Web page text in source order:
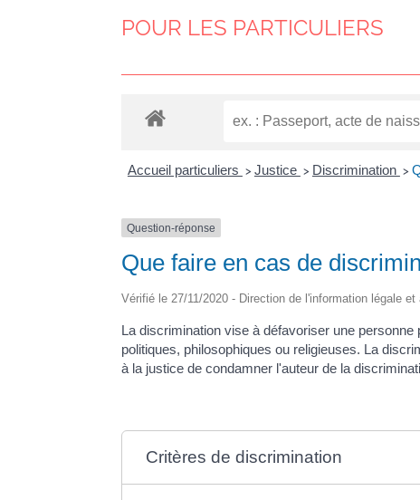
POUR LES PARTICULIERS
Accueil particuliers > Justice > Discrimination >
Question-réponse
Que faire en cas de
Vérifié le 27/11/2020 - Direction de l'information légale
La discrimination vise à défavoriser une
politiques, philosophiques ou religieuses. La
à la justice de condamner l'auteur de la
Critères de discrimination